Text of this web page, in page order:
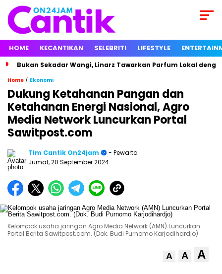
HOME KECANTIKAN SELEBRITI LIFESTYLE
Bukan Sekadar Wangi, Linarz Tawarkan Parfum Lokal
Home / Ekonomi
Dukung Ketahanan Pangan dan
Ketahanan Energi Nasional, Agro
Media Network Luncurkan Portal
Sawitpost.com
Tim Cantik On24jam
- Pewarta
Jumat, 20 September 2024
Kelompok usaha jaringan Agro Media Network (AMN) Luncurkan
Portal Berita Sawitpost.com. (Dok. Budi Purnomo Karjodihardjo)
A A A